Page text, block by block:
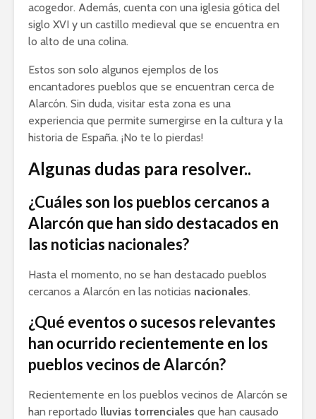
acogedor. Además, cuenta con una iglesia gótica del
siglo XVI y un castillo medieval que se encuentra en
lo alto de una colina.
Estos son solo algunos ejemplos de los
encantadores pueblos que se encuentran cerca de
Alarcón. Sin duda, visitar esta zona es una
experiencia que permite sumergirse en la cultura y la
historia de España. ¡No te lo pierdas!
Algunas dudas para resolver..
¿Cuáles son los pueblos cercanos a
Alarcón que han sido destacados en
las noticias nacionales?
Hasta el momento, no se han destacado pueblos
cercanos a Alarcón en las noticias nacionales.
¿Qué eventos o sucesos relevantes
han ocurrido recientemente en los
pueblos vecinos de Alarcón?
Recientemente en los pueblos vecinos de Alarcón se
han reportado lluvias torrenciales que han causado